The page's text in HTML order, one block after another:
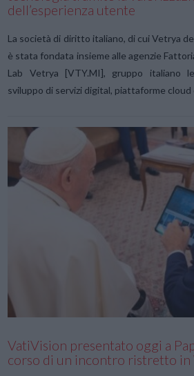
dell’esperienza utente
La società di diritto italiano, di cui Vetrya
è stata fondata insieme alle agenzie
Lab Vetrya [VTY.MI], gruppo italiano
sviluppo di servizi digital, piattaforme
VatiVision presentato oggi a
corso di un incontro ristretto in